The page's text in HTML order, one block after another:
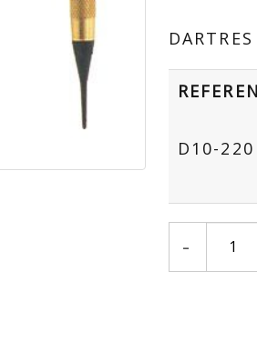
D10-220
-